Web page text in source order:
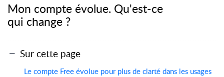
Mon compte évolue. Qu'est-ce
qui change ?
Sur cette page
Le compte Free évolue pour plus de clarté dans les usages